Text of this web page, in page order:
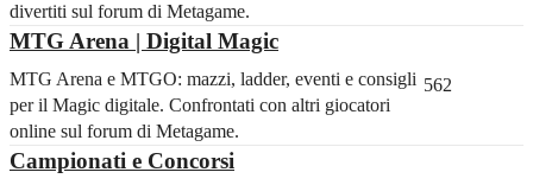
divertiti sul forum di Metagame.
MTG Arena | Digital Magic
MTG Arena e MTGO: mazzi, ladder, eventi e consigli
per il Magic digitale. Confrontati con altri giocatori
online sul forum di Metagame.
562
Campionati e Concorsi